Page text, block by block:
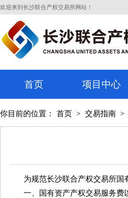
欢迎来到长沙联合产权交易所网站！
首页 项目中心
你目前的位置： 首页 > 交易指南 >
为规范长沙联合产权交易所国
一、国有资产产权交易服务费